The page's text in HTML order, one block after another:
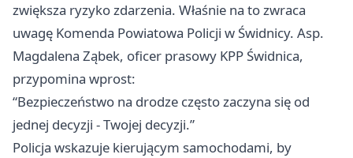
zwiększa ryzyko zdarzenia. Właśnie na to zwraca
uwagę Komenda Powiatowa Policji w Świdnicy. Asp.
Magdalena Ząbek, oficer prasowy KPP Świdnica,
przypomina wprost:
“Bezpieczeństwo na drodze często zaczyna się od
jednej decyzji - Twojej decyzji.”
Policja wskazuje kierującym samochodami, by